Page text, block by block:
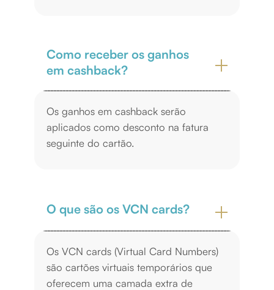
Como receber os ganhos
em cashback?
Os ganhos em cashback serão
aplicados como desconto na fatura
seguinte do cartão.
O que são os VCN cards?
Os VCN cards (Virtual Card Numbers)
são cartões virtuais temporários que
oferecem uma camada extra de